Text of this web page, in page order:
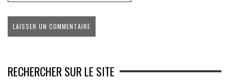
RECHERCHER SUR LE SITE